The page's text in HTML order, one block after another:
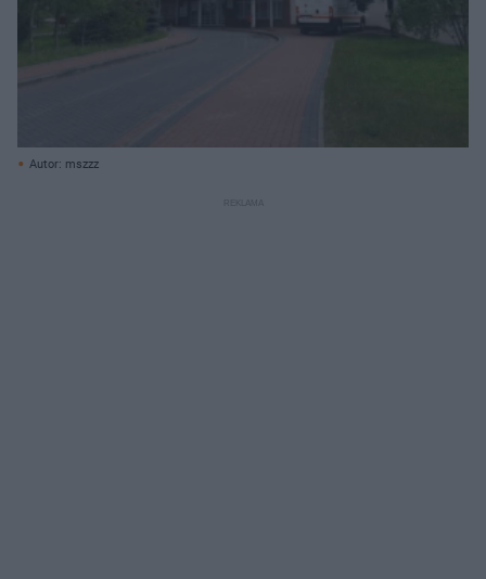
Autor: mszzz